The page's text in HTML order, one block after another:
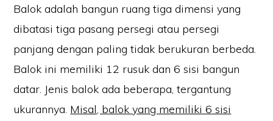
Balok adalah bangun ruang tiga dimensi yang
dibatasi tiga pasang persegi atau persegi
panjang dengan paling tidak berukuran berbeda.
Balok ini memiliki 12 rusuk dan 6 sisi bangun
datar. Jenis balok ada beberapa, tergantung
ukurannya. Misal, balok yang memiliki 6 sisi